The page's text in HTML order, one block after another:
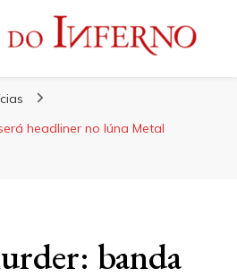
headliner no Iúna Metal
banda